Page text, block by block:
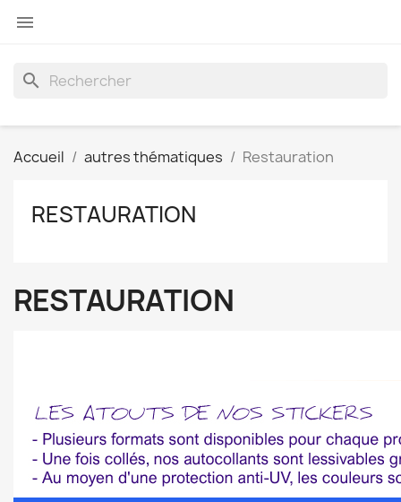

search
Accueil autres thématiques Restauration
RESTAURATION
RESTAURATION